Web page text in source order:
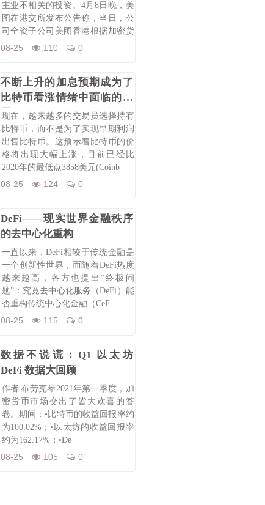
主业不相关的投资。4月8日晚，美
图在港交所发布公告称，当日，公
司全资子公司美图香港根据加密货
币投资计
08-25 110 0
不断上升的加息预期成为了
比特币看涨情绪中面临的问
题
现在，越来越多的交易员选择持有
比特币，而不是为了实现早期利润
出售比特币。这预示着比特币的价
格将出现大幅上涨，目前已经比
2020年的最低点3858美元(Coinb
08-25 124 0
DeFi——现实世界金融秩序
的去中心化重构
一直以来，DeFi相较于传统金融是
一个创新性世界，而随着DeFi热度
越来越高，各方也提出“终极问
题”：究竟去中心化服务（DeFi）能
否重构传统中心化金融（CeF
08-25 115 0
数据不说谎：Q1 以太坊
DeFi 数据大回顾
作者|布劳克琴2021年第一季度，加
密货币市场交出了皆大欢喜的答
卷。期间：•比特币的收益回报率约
为100.02%；•以太坊的收益回报率
约为162.17%；•De
08-25 105 0